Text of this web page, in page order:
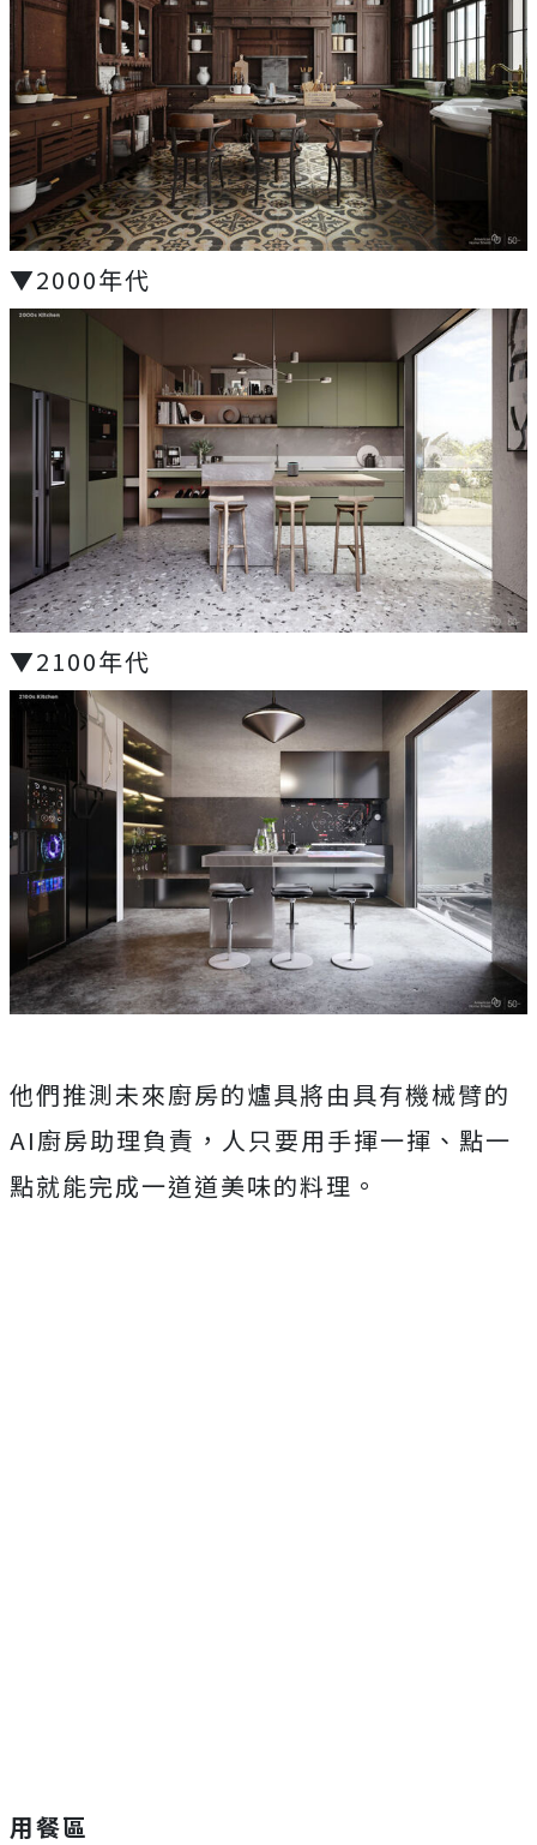
▼2000年代
▼2100年代
他們推測未來廚房的爐具將由具有機械臂的
AI廚房助理負責，人只要用手揮一揮、點一
點就能完成一道道美味的料理。
用餐區